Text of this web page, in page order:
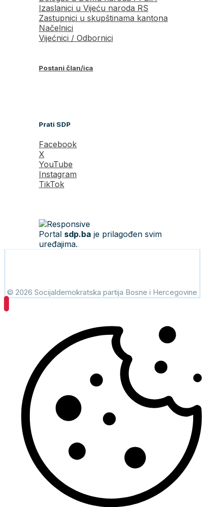
Izaslanici u Vijeću naroda RS
Zastupnici u skupštinama kantona
Načelnici
Vijećnici / Odbornici
Postani član/ica
Prati SDP
Facebook
X
YouTube
Instagram
TikTok
Portal sdp.ba je prilagođen svim
uređajima.
© 2026 Socijaldemokratska partija Bosne i Hercegovine